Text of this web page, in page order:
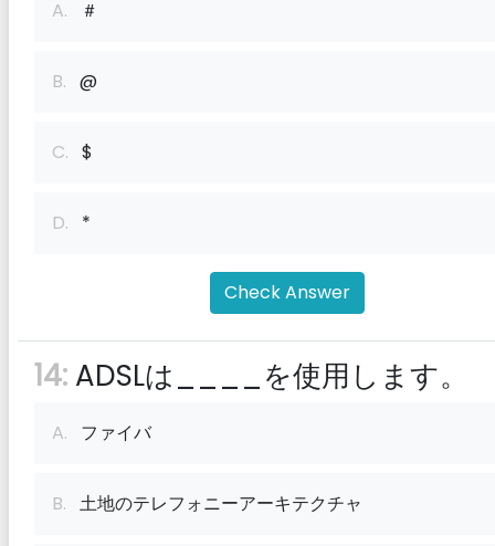
A. ＃
B. @
C. $
D. *
Check Answer
14: ADSLは____を使用します。
A. ファイバ
B. 土地のテレフォニーアーキテクチャ